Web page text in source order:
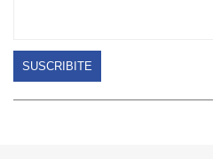
SUSCRIBITE